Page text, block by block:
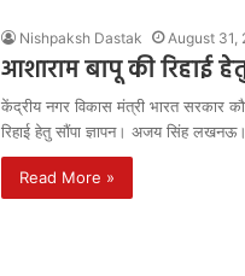
Nishpaksh Dastak August 31,
आशाराम बापू की रिहाई
केंद्रीय नगर विकास मंत्री भारत सरकार
रिहाई हेतु सौंपा ज्ञापन। अजय सिंह
Read More »